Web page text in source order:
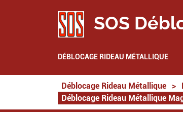
SOS
DÉBLOCAGE RIDEAU MÉTALLIQUE
Déblocage Rideau Métallique >
Déblocage Rideau Métallique